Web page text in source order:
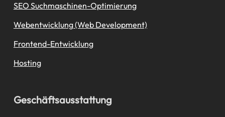
SEO Suchmaschinen-Optimierung
Webentwicklung (Web Development)
Frontend-Entwicklung
Hosting
Geschäftsausstattung